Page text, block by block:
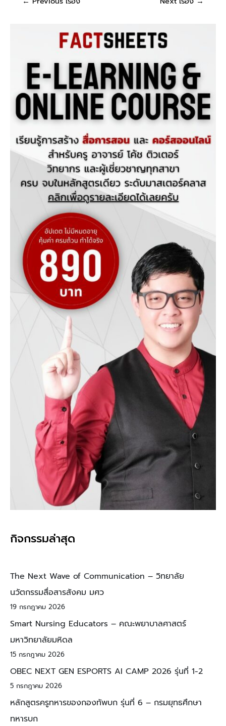
กิจกรรมล่าสุด
The Next Wave of Communication – วิทยาลัย
นวัตกรรมสื่อสารสังคม มศว
19 กรกฎาคม 2026
Smart Nursing Educators – คณะพยาบาลศาสตร์
มหาวิทยาลัยมหิดล
15 กรกฎาคม 2026
OBEC NEXT GEN ESPORTS AI CAMP 2026 รุ่นที่ 1-2
5 กรกฎาคม 2026
หลักสูตรครูทหารของกองทัพบก รุ่นที่ 6 – กรมยุทธศึกษา
ทหารบก